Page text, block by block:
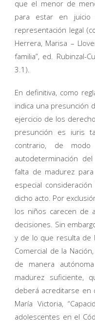
que el menor de
para estar en
representación legal
Herrera, Marisa –
familia”, ed. Rubinzal-
3.1).
En definitiva, como
indica una presunción
ejercicio de los
presunción es iuris
contrario, de
autodeterminación
falta de madurez
especial
dicho acto. Por
los niños carecen de
decisiones. Sin
y de lo que resulta de
Comercial de la
de manera
madurez suficiente,
deberá acreditarse en
María Victoria,
adolescentes en el